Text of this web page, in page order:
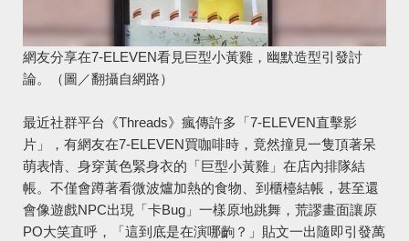
網友分享在7-ELEVEN看見巨型小黃雞，幽默造型引發討
論。（圖／翻攝自網路）
最近社群平台《Threads》瘋傳許多「7-ELEVEN直擊影
片」，有網友在7-ELEVEN買咖啡時，竟然撞見一隻頂著呆
萌表情、身穿黃色緊身衣的「巨型小黃雞」在店內排隊結
帳。不僅會蹲著看微波爐加熱的食物、到櫃檯結帳，甚至還
會像遊戲NPC出現「卡Bug」一樣原地跳舞，荒謬畫面讓原
PO大笑直呼，「這到底是在演哪齣？」貼文一出隨即引發萬